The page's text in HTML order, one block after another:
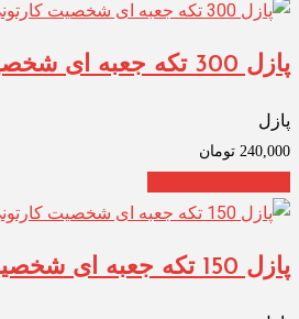
پازل 300 تکه جعبه ای شخصیت کارتونی
پازل
240,000 تومان
پازل 150 تکه جعبه ای شخصیت کارتونی